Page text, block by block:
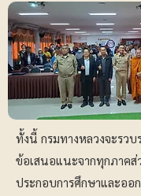
ทั้งนี้ กรมทางหลวงจะรว
ข้อเสนอแนะจากทุกภาค
ประกอบการศึกษาและออ